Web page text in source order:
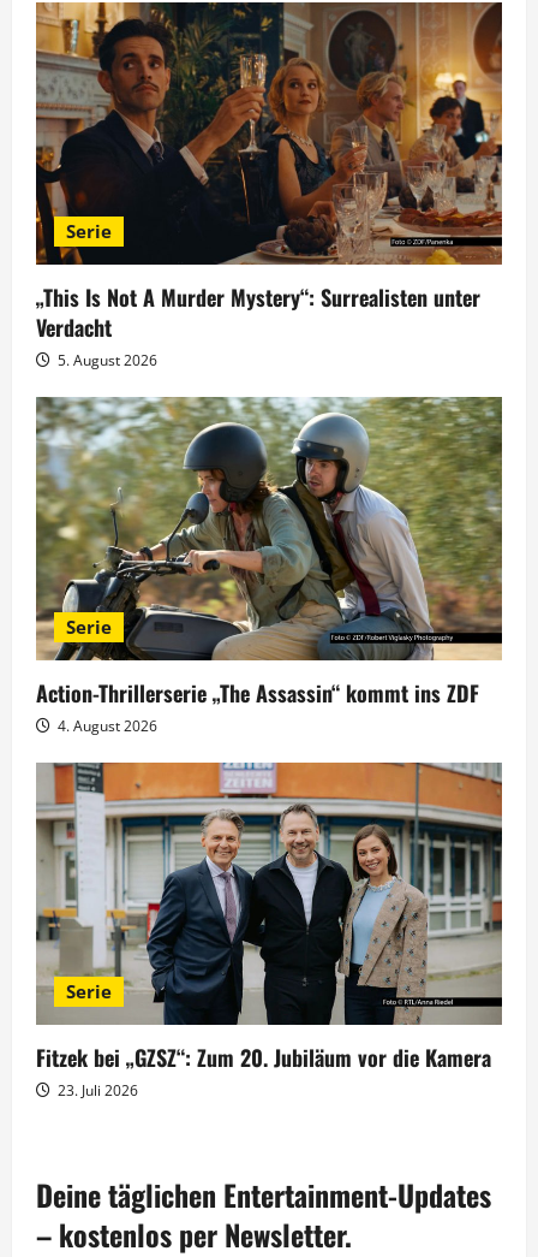
s
n
a
v
i
g
a
t
i
o
n
Serie
„This Is Not A Murder Mystery“: Surrealisten unter
Verdacht
5. August 2026
Serie
Action-Thrillerserie „The Assassin“ kommt ins ZDF
4. August 2026
Serie
Fitzek bei „GZSZ“: Zum 20. Jubiläum vor die Kamera
23. Juli 2026
Deine täglichen Entertainment-Updates
– kostenlos per Newsletter.